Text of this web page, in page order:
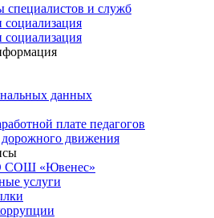
специалистов и служб
данных
плате педагогов
дорожного движения
«Ювенес»
услуги